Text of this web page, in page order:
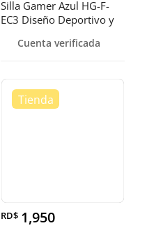
Silla Gamer Azul HG-F-
EC3 Diseño Deportivo y
Cuenta verificada
RD$ 1,950